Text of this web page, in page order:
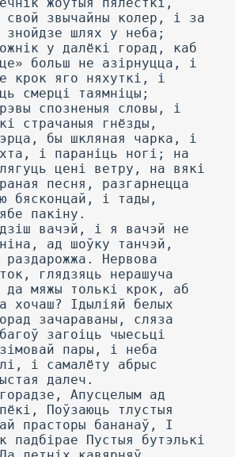
свой звычайны колер, і за
знойдзе шлях у неба;
у далёкі горад, каб
больш не азірнуцца, і
крок яго няхуткі, і
смерці таямніцы;
спозненыя словы, і
страчаныя гнёзды,
бы шкляная чарка, і
і параніць ногі; на
цені ветру, на вякі
песня, разгарнецца
бясконцай, і тады,
пакіну.
вачэй, і я вачэй не
ад шоўку танчэй,
раздарожжа. Нервова
глядзяць нерашуча
да мяжы толькі крок, аб
хочаш? Ідыліяй белых
зачараваны, сляза
загоіць чыесьці
пары, і неба
і самалёту абрыс
далеч.
Апусцелым ад
Поўзаюць тлустыя
прасторы бананаў, I
падбірае Пустыя бутэлькі